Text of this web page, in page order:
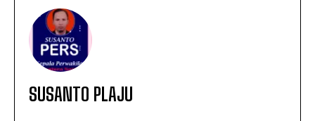
SUSANTO PLAJU